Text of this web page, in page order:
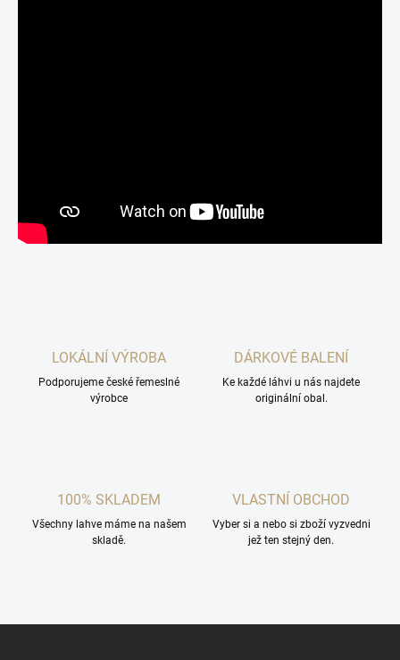
LOKÁLNÍ VÝROBA
Podporujeme české řemeslné
výrobce
DÁRKOVÉ BALENÍ
Ke každé láhvi u nás najdete
originální obal.
100% SKLADEM
Všechny lahve máme na našem
skladě.
VLASTNÍ OBCHOD
Vyber si a nebo si zboží vyzvedni
jež ten stejný den.